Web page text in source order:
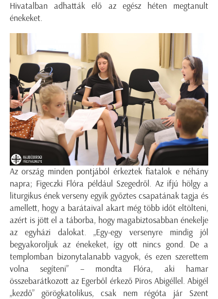
Hivatalban adhatták elő az egész héten megtanult
énekeket.
Az ország minden pontjából érkeztek fiatalok e néhány
napra; Figeczki Flóra például Szegedről. Az ifjú hölgy a
liturgikus ének verseny egyik győztes csapatának tagja és
amellett, hogy a barátaival akart még több időt eltölteni,
azért is jött el a táborba, hogy magabiztosabban énekelje
az egyházi dalokat. „Egy-egy versenyre mindig jól
begyakoroljuk az énekeket, így ott nincs gond. De a
templomban bizonytalanabb vagyok, és ezen szerettem
volna segíteni” – mondta Flóra, aki hamar
összebarátkozott az Egerből érkező Piros Abigéllel. Abigél
„kezdő” görögkatolikus, csak nem régóta jár Szent